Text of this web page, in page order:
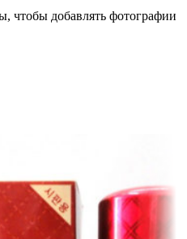
чтобы добавлять фотографии